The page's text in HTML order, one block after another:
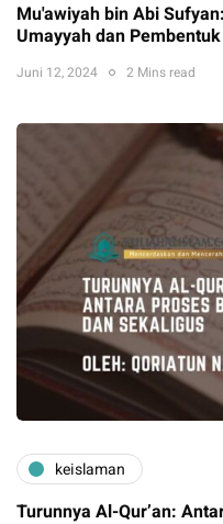
Mu'awiyah bin Abi
Umayyah dan
Juni 12, 2024 2 Mins read
keislaman
Turunnya Al-Qur’an: